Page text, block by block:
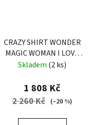
CRAZY SHIRT WONDER
MAGIC WOMAN I LOVE
MOUNTAIN
Skladem (2 ks)
1 808 Kč
2 260 Kč (–20 %)